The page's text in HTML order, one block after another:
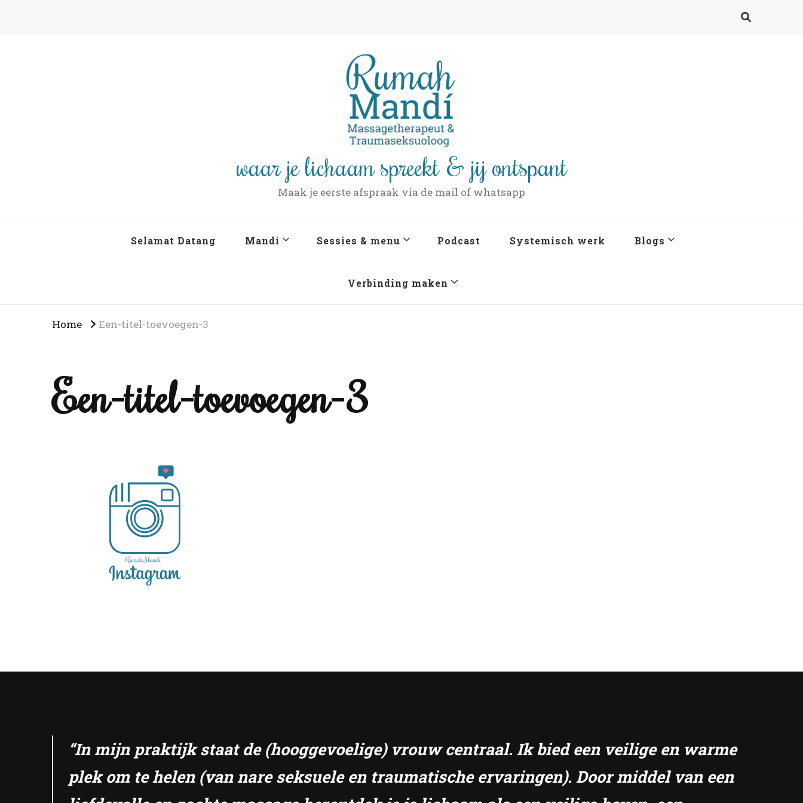
waar je lichaam spreekt & jij ontspant
Maak je eerste afspraak via de mail of whatsapp
Selamat Datang Mandí Sessies & menu Podcast Systemisch werk Blogs
Verbinding maken
Home Een-titel-toevoegen-3
Een-titel-toevoegen-3
“In mijn praktijk staat de (hooggevoelige) vrouw centraal. Ik bied een veilige en warme
plek om te helen (van nare seksuele en traumatische ervaringen). Door middel van een